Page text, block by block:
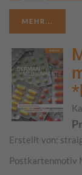
MEHR...
Erstellt von:
Postkartenmotiv